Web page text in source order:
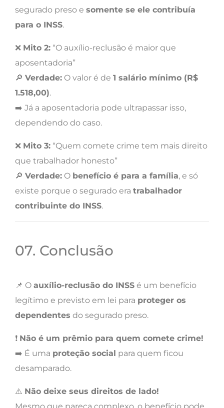
segurado preso e somente se ele contribuía
para o INSS.
❌ Mito 2: “O auxílio-reclusão é maior que
aposentadoria”
🔎 Verdade: O valor é de 1 salário mínimo (R$
1.518,00).
➡️ Já a aposentadoria pode ultrapassar isso,
dependendo do caso.
❌ Mito 3: “Quem comete crime tem mais direito
que trabalhador honesto”
🔎 Verdade: O benefício é para a família, e só
existe porque o segurado era trabalhador
contribuinte do INSS.
07. Conclusão
📌 O auxílio-reclusão do INSS é um benefício
legítimo e previsto em lei para proteger os
dependentes do segurado preso.
❗ Não é um prêmio para quem comete crime!
➡️ É uma proteção social para quem ficou
desamparado.
⚠️ Não deixe seus direitos de lado!